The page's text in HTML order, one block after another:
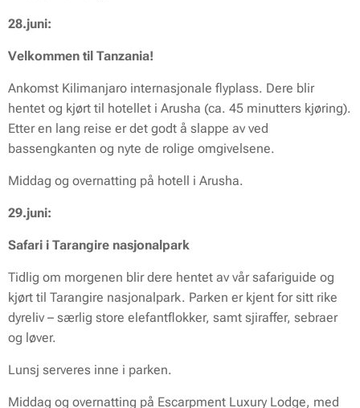
28.juni:
Velkommen til Tanzania!
Ankomst Kilimanjaro internasjonale flyplass. Dere blir
hentet og kjørt til hotellet i Arusha (ca. 45 minutters kjøring).
Etter en lang reise er det godt å slappe av ved
bassengkanten og nyte de rolige omgivelsene.
Middag og overnatting på hotell i Arusha.
29.juni:
Safari i Tarangire nasjonalpark
Tidlig om morgenen blir dere hentet av vår safariguide og
kjørt til Tarangire nasjonalpark. Parken er kjent for sitt rike
dyreliv – særlig store elefantflokker, samt sjiraffer, sebraer
og løver.
Lunsj serveres inne i parken.
Middag og overnatting på Escarpment Luxury Lodge, med